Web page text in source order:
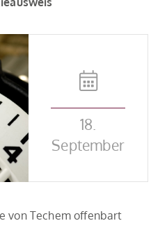
18.
September
von Techem offenbart